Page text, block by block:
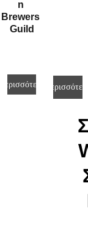
n
Brewers
Guild
Περισσότερα